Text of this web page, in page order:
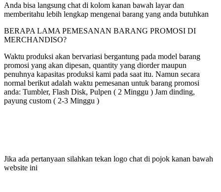
Anda bisa langsung chat di kolom kanan bawah layar dan
memberitahu lebih lengkap mengenai barang yang anda butuhkan
BERAPA LAMA PEMESANAN BARANG PROMOSI DI
MERCHANDISO?
Waktu produksi akan bervariasi bergantung pada model barang
promosi yang akan dipesan, quantity yang diorder maupun
penuhnya kapasitas produksi kami pada saat itu. Namun secara
normal berikut adalah waktu pemesanan untuk barang promosi
anda: Tumbler, Flash Disk, Pulpen ( 2 Minggu ) Jam dinding,
payung custom ( 2-3 Minggu )
Jika ada pertanyaan silahkan tekan logo chat di pojok kanan bawah
website ini